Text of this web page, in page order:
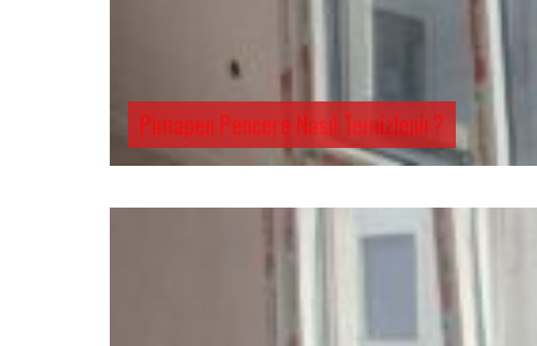
Pimapen Pencere Nasıl Temizlenir?